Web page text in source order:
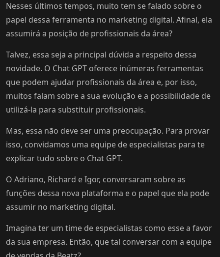
Nesses últimos tempos, muito tem se falado sobre o
papel dessa ferramenta no marketing digital. Afinal, ela
assumirá a posição de profissionais da área?
Talvez, essa seja a principal dúvida a respeito dessa
novidade. O Chat GPT oferece inúmeras ferramentas
que podem ajudar profissionais da área e, por isso,
muitos falam sobre a sua evolução e a possibilidade de
utilizá-la para substituir profissionais.
Mas, essa não deve ser uma preocupação. Para provar
isso, convidamos uma equipe de especialistas para te
explicar tudo sobre o Chat GPT.
O Adriano, Richard e Igor, conversaram sobre as
funções dessa nova plataforma e o papel que ela pode
assumir no marketing digital.
Imagina ter um time de especialistas como esse a favor
da sua empresa. Então, que tal conversar com a equipe